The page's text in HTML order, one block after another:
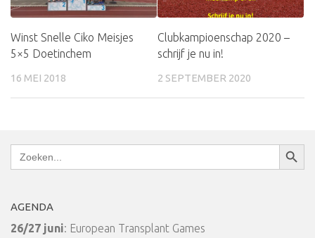
Winst Snelle Ciko Meisjes
5×5 Doetinchem
16 MEI 2018
Clubkampioenschap 2020 –
schrijf je nu in!
2 SEPTEMBER 2020
Zoek
naar:
AGENDA
26/27 juni: European Transplant Games